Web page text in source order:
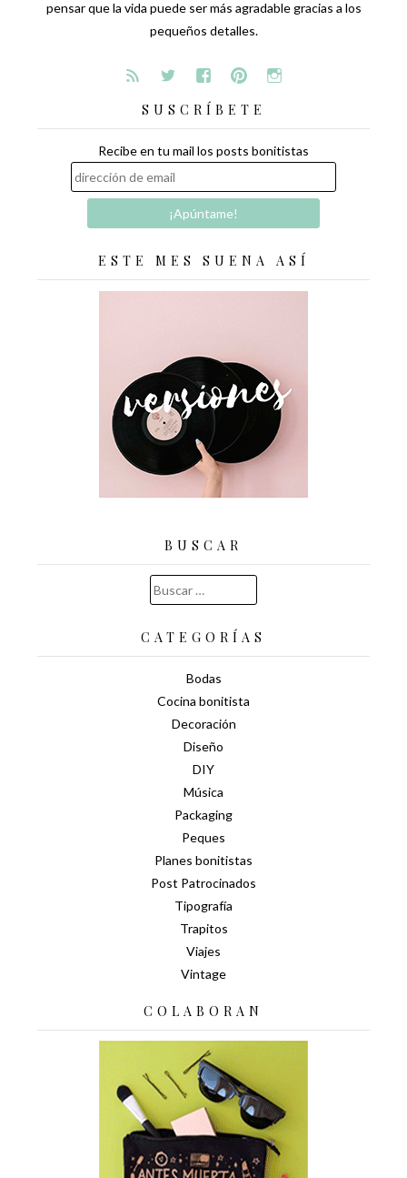
pensar que la vida puede ser más agradable gracias a los
pequeños detalles.
SUSCRÍBETE
Recibe en tu mail los posts bonitistas
ESTE MES SUENA ASÍ
BUSCAR
Buscar:
CATEGORÍAS
Bodas
Cocina bonitista
Decoración
Diseño
DIY
Música
Packaging
Peques
Planes bonitistas
Post Patrocinados
Tipografía
Trapitos
Viajes
Vintage
COLABORAN